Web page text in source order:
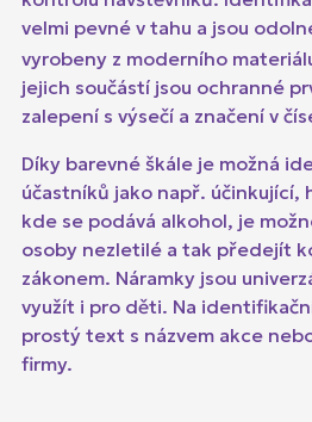
velmi pevné v tahu a jsou
vyrobeny z moderního
jejich součástí jsou ochranné
zalepení s výsečí a značení v
Díky barevné škále je možná
účastníků jako např. účinkující,
kde se podává alkohol, je
osoby nezletilé a tak předejít
zákonem. Náramky jsou
využít i pro děti. Na
prostý text s názvem akce
firmy.